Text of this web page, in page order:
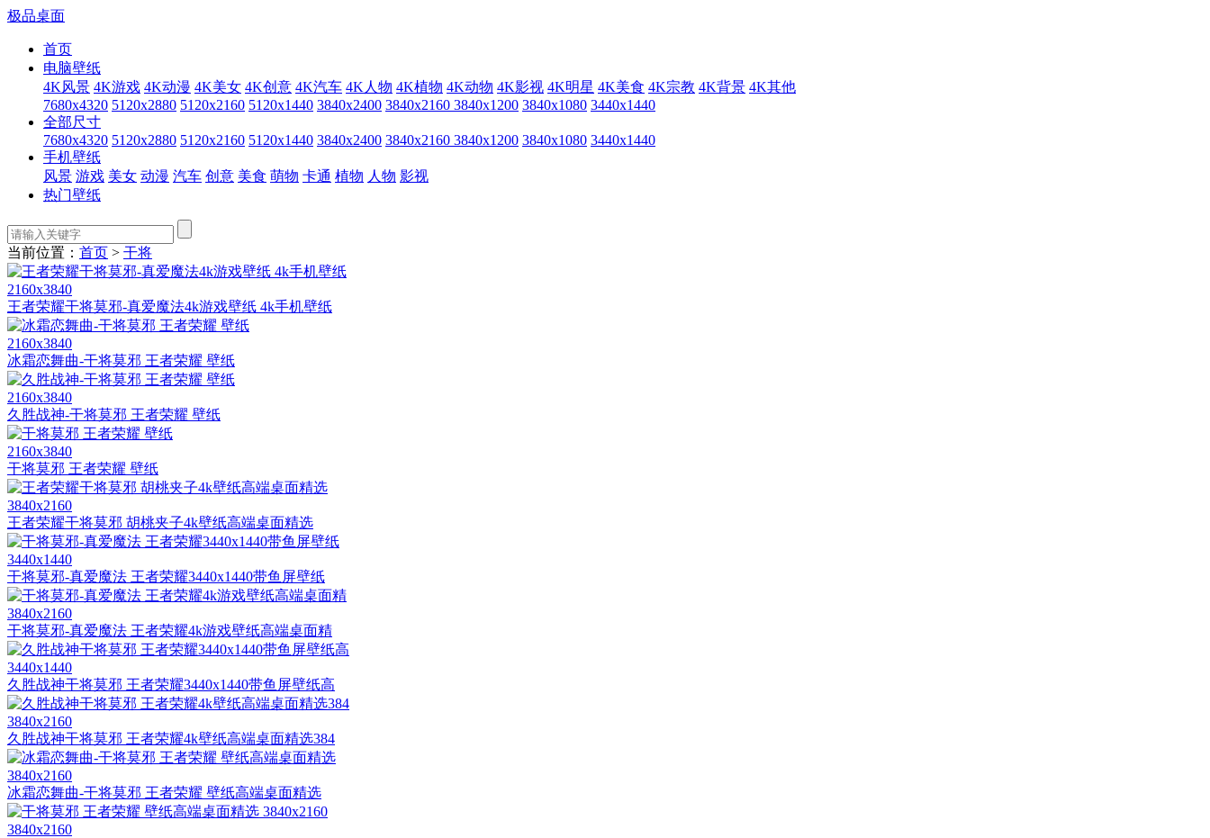
极品桌面
首页
电脑壁纸
4K风景 4K游戏 4K动漫 4K美女 4K创意 4K汽车 4K人物 4K植物 4K动物 4K影视 4K明星 4K美食 4K宗教 4K背景 4K其他
7680x4320 5120x2880 5120x2160 5120x1440 3840x2400 3840x2160 3840x1200 3840x1080 3440x1440
全部尺寸
7680x4320 5120x2880 5120x2160 5120x1440 3840x2400 3840x2160 3840x1200 3840x1080 3440x1440
手机壁纸
风景 游戏 美女 动漫 汽车 创意 美食 萌物 卡通 植物 人物 影视
热门壁纸
当前位置： 首页 > 干将
2160x3840
王者荣耀干将莫邪-真爱魔法4k游戏壁纸 4k手机壁纸
2160x3840
冰霜恋舞曲-干将莫邪 王者荣耀 壁纸
2160x3840
久胜战神-干将莫邪 王者荣耀 壁纸
2160x3840
干将莫邪 王者荣耀 壁纸
3840x2160
王者荣耀干将莫邪 胡桃夹子4k壁纸高端桌面精选
3440x1440
干将莫邪-真爱魔法 王者荣耀3440x1440带鱼屏壁纸
3840x2160
干将莫邪-真爱魔法 王者荣耀4k游戏壁纸高端桌面精
3440x1440
久胜战神干将莫邪 王者荣耀3440x1440带鱼屏壁纸高
3840x2160
久胜战神干将莫邪 王者荣耀4k壁纸高端桌面精选384
3840x2160
冰霜恋舞曲-干将莫邪 王者荣耀 壁纸高端桌面精选
3840x2160